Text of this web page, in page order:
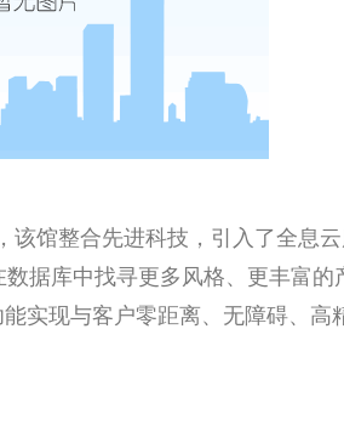
馆整合先进科技，引入了全息
据库中找寻更多风格、更丰富
实现与客户零距离、无障碍、